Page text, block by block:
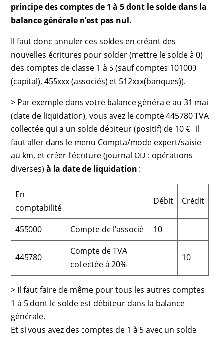
principe des comptes de 1 à 5 dont le solde dans la
balance générale n’est pas nul.
Il faut donc annuler ces soldes en créant des
nouvelles écritures pour solder (mettre le solde à 0)
des comptes de classe 1 à 5 (sauf comptes 101000
(capital), 455xxx (associés) et 512xxx(banques)).
> Par exemple dans votre balance générale au 31 mai
(date de liquidation), vous avez le compte 445780 TVA
collectée qui a un solde débiteur (positif) de 10 € : il
faut aller dans le menu Compta/mode expert/saisie
au km, et créer l’écriture (journal OD : opérations
diverses)à la date de liquidation :
En
comptabilité
Débit Crédit
455000 Compte de l’associé 10
445780
Compte de TVA
collectée à 20%
10
> Il faut faire de même pour tous les autres comptes
1 à 5 dont le solde est débiteur dans la balance
générale.
Et si vous avez des comptes de 1 à 5 avec un solde